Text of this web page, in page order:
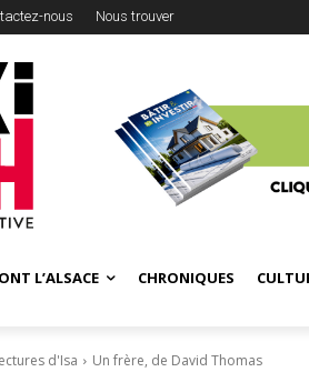
nous Nous trouver
L’ALSACE CHRONIQUES
d'Isa Un frère, de David Thomas